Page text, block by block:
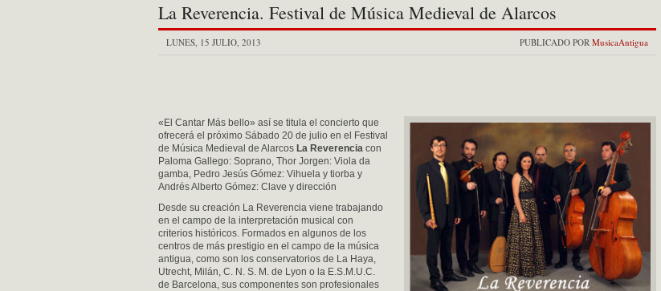
La Reverencia. Festival de Música Medieval de Alarcos
PUBLICADO POR MusicaAntigua
LUNES, 15 JULIO, 2013
«El Cantar Más bello» así se titula el concierto que
ofrecerá el próximo Sábado 20 de julio en el Festival
de Música Medieval de Alarcos La Reverencia con
Paloma Gallego: Soprano, Thor Jorgen: Viola da
gamba, Pedro Jesús Gómez: Vihuela y tiorba y
Andrés Alberto Gómez: Clave y dirección
Desde su creación La Reverencia viene trabajando
en el campo de la interpretación musical con
criterios históricos. Formados en algunos de los
centros de más prestigio en el campo de la música
antigua, como son los conservatorios de La Haya,
Utrecht, Milán, C. N. S. M. de Lyon o la E.S.M.U.C.
de Barcelona, sus componentes son profesionales